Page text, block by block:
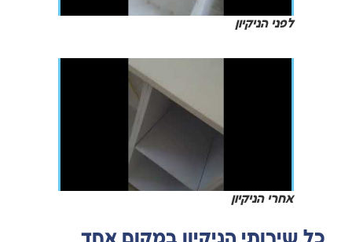
לפני הניקיון
אחרי הניקיון